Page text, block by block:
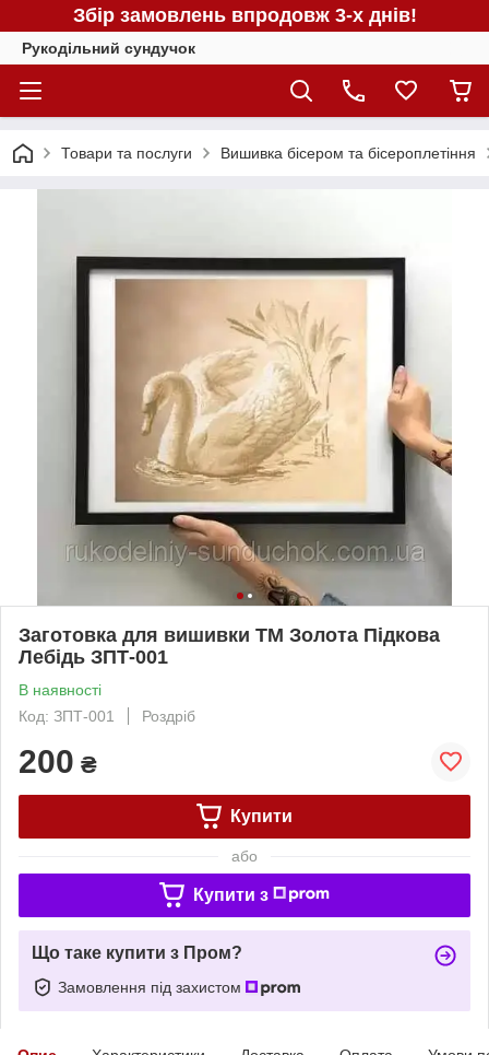
Збір замовлень впродовж 3-х днів!
Рукодільний сундучок
Товари та послуги Вишивка бісером та бісероплетіння
Заготовка для вишивки ТМ Золота Підкова
Лебідь ЗПТ-001
В наявності
Код: ЗПТ-001
Роздріб
200 ₴
Купити
або
Купити з
Що таке купити з Пром?
Замовлення під захистом